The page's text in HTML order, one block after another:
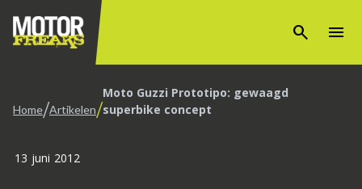
search menu
Home/Artikelen/Moto Guzzi Prototipo: gewaagd
superbike concept
13 juni 2012